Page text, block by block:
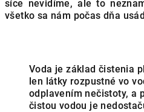
síce nevidíme, ale to
všetko sa nám počas dňa
Voda je základ čistenia
len látky rozpustné vo
odplavením nečistoty, a
čistou vodou je